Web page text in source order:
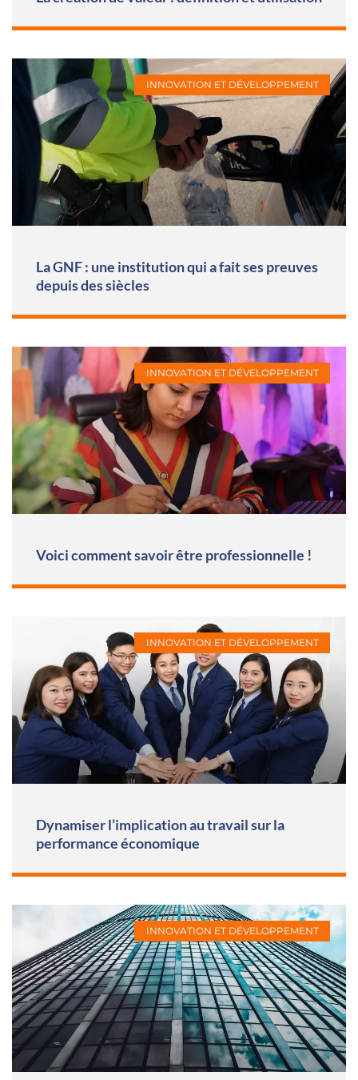
INNOVATION ET DÉVELOPPEMENT
La GNF : une institution qui a fait ses preuves
depuis des siècles
INNOVATION ET DÉVELOPPEMENT
Voici comment savoir être professionnelle !
INNOVATION ET DÉVELOPPEMENT
Dynamiser l’implication au travail sur la
performance économique
INNOVATION ET DÉVELOPPEMENT